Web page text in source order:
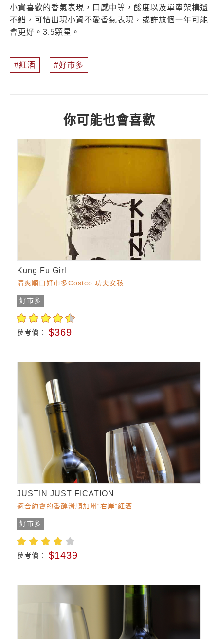
小資喜歡的香氣表現，口感中等，酸度以及單寧架構還
不錯，可惜出現小資不愛香氣表現，或許放個一年可能
會更好。3.5顆星。
紅酒 好市多
你可能也會喜歡
Kung Fu Girl
清爽順口好市多Costco 功夫女孩
好市多
參考價： $369
JUSTIN JUSTIFICATION
適合約會的香醇滑順加州“右岸”紅酒
好市多
參考價： $1439